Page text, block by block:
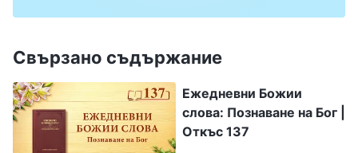
Свързано съдържание
Ежедневни Божии
слова: Познаване на Бог |
Откъс 137